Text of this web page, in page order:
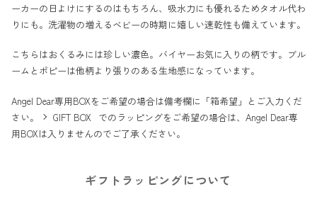
ーカーの日よけにするのはもちろん、吸水力にも優れるためタオル代わ
りにも。洗濯物の増えるベビーの時期に嬉しい速乾性も備えています。
こちらはおくるみには珍しい濃色。バイヤーお気に入りの柄です。ブル
ームとポピーは他柄より張りのある生地感になっています。
Angel Dear専用BOXをご希望の場合は備考欄に「箱希望」とご入力くだ
さい。
GIFT BOX でのラッピングをご希望の場合は、Angel Dear専
用BOXは入りませんのでご了承ください。
ギフトラッピングについて